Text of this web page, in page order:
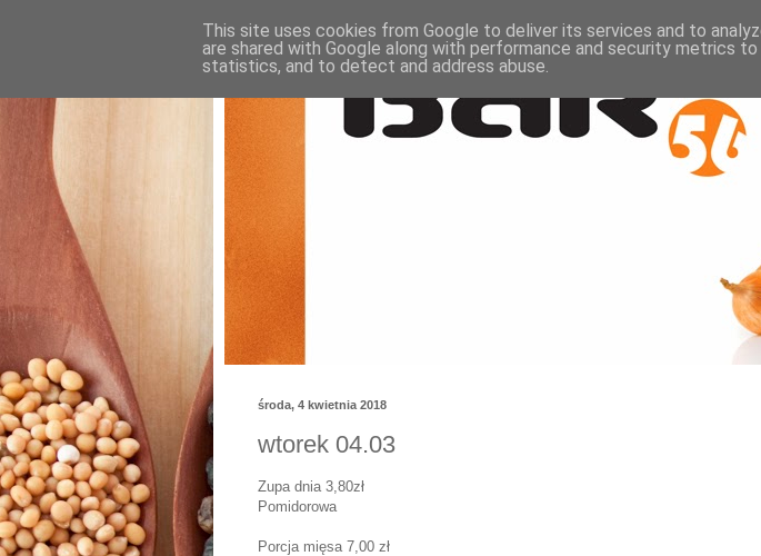
środa, 4 kwietnia 2018
wtorek 04.03
Zupa dnia 3,80zł
Pomidorowa
Porcja mięsa 7,00 zł
This site uses cookies from Google to deliver its services and to
are shared with Google along with performance and security metrics
statistics, and to detect and address abuse.